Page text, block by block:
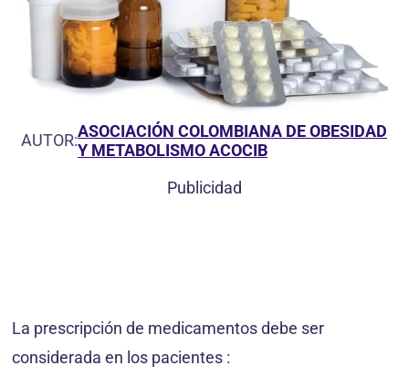
AUTOR:ASOCIACIÓN COLOMBIANA DE OBESIDAD
Y METABOLISMO ACOCIB
Publicidad
La prescripción de medicamentos debe ser
considerada en los pacientes :